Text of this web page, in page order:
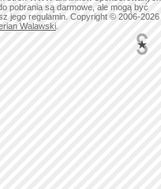
pobrania są darmowe, ale mogą być
jego regulamin. Copyright © 2006-2026
Walawski